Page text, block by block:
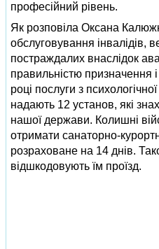
професійний рівень.
Як розповіла Оксана
обслуговування інвалідів,
постраждалих внаслідок
правильністю призначення
році послуги з
надають 12 установ, які
нашої держави. Колишні
отримати санаторно-
розраховане на 14 днів.
відшкодовують їм проїзд.